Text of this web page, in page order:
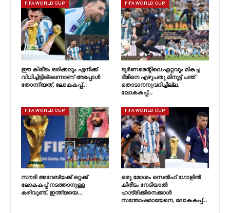
FIFA WORLD CUP
ഈ കിരീടം ഒരിക്കലും എനിക്ക്
വിധിച്ചിട്ടില്ലെന്നാണ് അപ്പോൾ
തോന്നിയത്, ലോകകപ്പ്…
FIFA WORLD CUP
ടൂർണമെന്റിലെ ഏറ്റവും മികച്ച
ടീമിനെ എഴുപതു മിനുട്ട് പന്ത്
തൊടാനനുവദിച്ചില്ല,
ലോകകപ്പ്…
FIFA WORLD CUP
സൗദി അറേബ്യക്ക് ഒറ്റക്ക്
ലോകകപ്പ് നടത്താനുള്ള
കഴിവുണ്ട്, ഇന്ത്യയെ…
FIFA WORLD CUP
ഒരു മോശം സെൽഫ് ഗോളിൽ
കിരീടം നേടിയാൽ
ഹാട്രിക്കിനെക്കാൾ
സന്തോഷമായേനെ, ലോകകപ്പ്…